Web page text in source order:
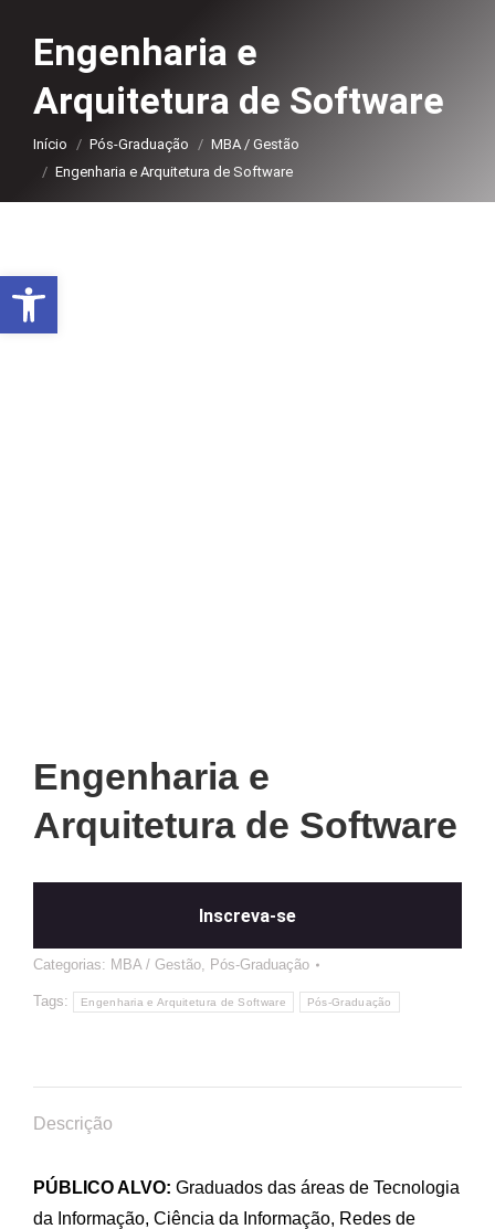
Engenharia e
Arquitetura de Software
Você está aqui:
Início Pós-Graduação
MBA / Gestão
Engenharia e Arquitetura de Software
Engenharia e
Arquitetura de Software
Inscreva-se
Categorias: MBA / Gestão, Pós-Graduação
Tags: Engenharia e Arquitetura de Software Pós-Graduação
Descrição
PÚBLICO ALVO: Graduados das áreas de Tecnologia
da Informação, Ciência da Informação, Redes de
Abrir a barra de ferramentas